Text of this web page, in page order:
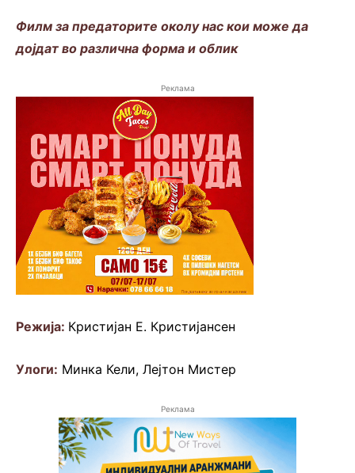
Филм за предаторите околу нас кои може да
дојдат во различна форма и облик
Реклама
Режија: Кристијан Е. Кристијансен
Улоги: Минка Кели, Лејтон Мистер
Реклама